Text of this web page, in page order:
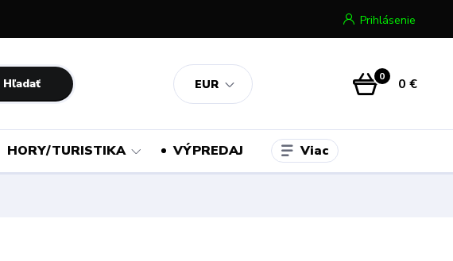
EUR
Prihlásenie
Hľadať 0 0 €
HORY/TURISTIKA VÝPREDAJ Viac